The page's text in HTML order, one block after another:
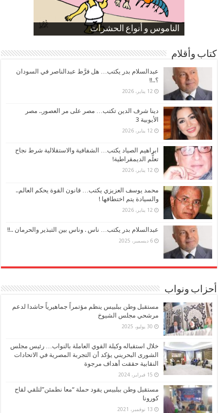
الناموس و أنواع الحشرات
الموظفين بعد ارتفاع الأسعار
ارتفاع نسبة الطلاق في مصر
صورة كاركاتيرية
صورة كاركاتيرية
كتاب وأقلام
عبدالسلام بدر يكتب… هل فرَّط عبدالناصر في السودان
؟..!!
12 يناير، 2026
دينا شرف الدين تكتب… مصر على مر العصور.. مصر
الأيوبية 3
12 يناير، 2026
ابراهيم الصياد يكتب… الشفافية والاستقلالية شرط نجاح
تعلُّم الديمقراطية!
12 يناير، 2026
محمد يوسف العزيزي يكتب… قانون القوة يحكم العالم..
والسيادة يتم اختطافها !
12 يناير، 2026
عبدالسلام بدر يكتب… ناس . وناس بين التبذير والحرمان ..!!
6 ديسمبر، 2025
أحزاب ونواب
مستقبل وطن ببلبيس ينظم مؤتمراً جماهيرياً حاشدا لدعم
مرشحي مجلس الشيوخ
30 يوليو، 2025
خلال استقباله وكيلة القوي العاملة بالنواب… رئيس مجلس
الشورى البحريني يؤكد أن التجربة المصرية في الاتحادات
النقابية حققت أهداف مرجوة
15 فبراير، 2024
مستقبل وطن ببلبيس يقود حملة “معا نطمئن”لتلقي لقاح
كورونا
13 نوفمبر، 2021